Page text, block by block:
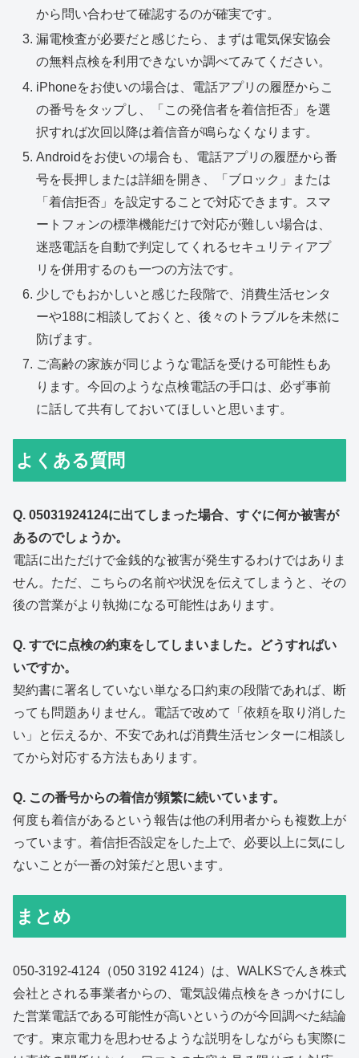
から問い合わせて確認するのが確実です。
漏電検査が必要だと感じたら、まずは電気保安協会
の無料点検を利用できないか調べてみてください。
iPhoneをお使いの場合は、電話アプリの履歴からこ
の番号をタップし、「この発信者を着信拒否」を選
択すれば次回以降は着信音が鳴らなくなります。
Androidをお使いの場合も、電話アプリの履歴から番
号を長押しまたは詳細を開き、「ブロック」または
「着信拒否」を設定することで対応できます。スマ
ートフォンの標準機能だけで対応が難しい場合は、
迷惑電話を自動で判定してくれるセキュリティアプ
リを併用するのも一つの方法です。
少しでもおかしいと感じた段階で、消費生活センタ
ーや188に相談しておくと、後々のトラブルを未然に
防げます。
ご高齢の家族が同じような電話を受ける可能性もあ
ります。今回のような点検電話の手口は、必ず事前
に話して共有しておいてほしいと思います。
よくある質問
Q. 05031924124に出てしまった場合、すぐに何か被害が
あるのでしょうか。
電話に出ただけで金銭的な被害が発生するわけではありま
せん。ただ、こちらの名前や状況を伝えてしまうと、その
後の営業がより執拗になる可能性はあります。
Q. すでに点検の約束をしてしまいました。どうすればい
いですか。
契約書に署名していない単なる口約束の段階であれば、断
っても問題ありません。電話で改めて「依頼を取り消した
い」と伝えるか、不安であれば消費生活センターに相談し
てから対応する方法もあります。
Q. この番号からの着信が頻繁に続いています。
何度も着信があるという報告は他の利用者からも複数上が
っています。着信拒否設定をした上で、必要以上に気にし
ないことが一番の対策だと思います。
まとめ
050-3192-4124（050 3192 4124）は、WALKSでんき株式
会社とされる事業者からの、電気設備点検をきっかけにし
た営業電話である可能性が高いというのが今回調べた結論
です。東京電力を思わせるような説明をしながらも実際に